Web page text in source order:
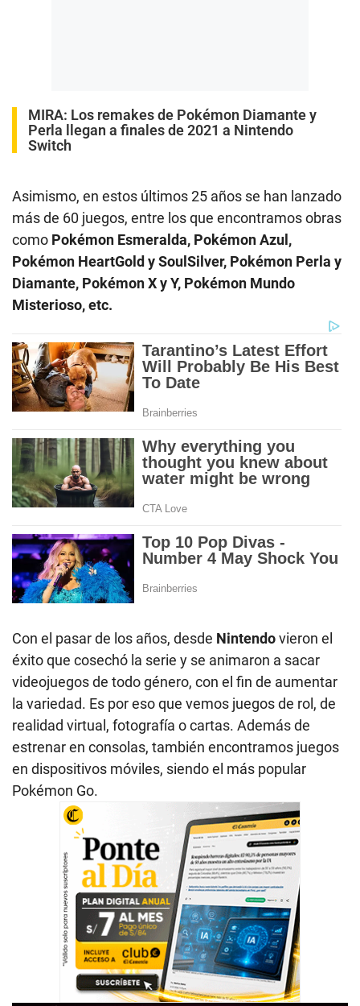
MIRA: Los remakes de Pokémon Diamante y
Perla llegan a finales de 2021 a Nintendo
Switch
Asimismo, en estos últimos 25 años se han lanzado
más de 60 juegos, entre los que encontramos obras
como Pokémon Esmeralda, Pokémon Azul,
Pokémon HeartGold y SoulSilver, Pokémon Perla y
Diamante, Pokémon X y Y, Pokémon Mundo
Misterioso, etc.
Con el pasar de los años, desde Nintendovieron el
éxito que cosechó la serie y se animaron a sacar
videojuegos de todo género, con el fin de aumentar
la variedad. Es por eso que vemos juegos de rol, de
realidad virtual, fotografía o cartas. Además de
estrenar en consolas, también encontramos juegos
en dispositivos móviles, siendo el más popular
Pokémon Go.